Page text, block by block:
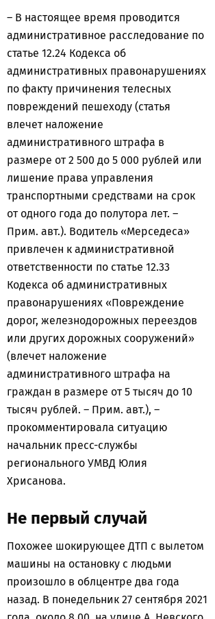
– В настоящее время проводится
административное расследование по
статье 12.24 Кодекса об
административных правонарушениях
по факту причинения телесных
повреждений пешеходу (статья
влечет наложение
административного штрафа в
размере от 2 500 до 5 000 рублей или
лишение права управления
транспортными средствами на срок
от одного года до полутора лет. –
Прим. авт.). Водитель «Мерседеса»
привлечен к административной
ответственности по статье 12.33
Кодекса об административных
правонарушениях «Повреждение
дорог, железнодорожных переездов
или других дорожных сооружений»
(влечет наложение
административного штрафа на
граждан в размере от 5 тысяч до 10
тысяч рублей. – Прим. авт.), –
прокомментировала ситуацию
начальник пресс-службы
регионального УМВД Юлия
Хрисанова.
Не первый случай
Похожее шокирующее ДТП с вылетом
машины на остановку с людьми
произошло в облцентре два года
назад. В понедельник 27 сентября 2021